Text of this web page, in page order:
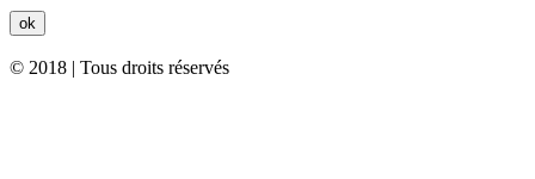
© 2018 | Tous droits réservés